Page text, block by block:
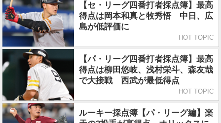
【セ・リーグ四番打者採点簿】最高
得点は岡本和真と牧秀悟 中日、広
島が低評価に
HOT TOPIC
【パ・リーグ四番打者採点簿】最高
得点は柳田悠岐、浅村栄斗、森友哉
で大接戦 西武が最低得点
HOT TOPIC
ルーキー採点簿【パ・リーグ編】楽